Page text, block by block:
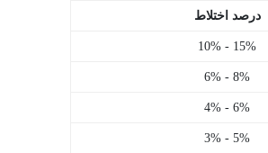
درصد اختلاط
10% - 15%
6% - 8%
4% - 6%
3% - 5%